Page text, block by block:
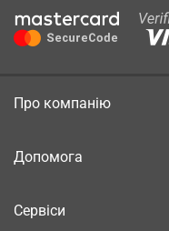
Про компанію
Допомога
Сервіси